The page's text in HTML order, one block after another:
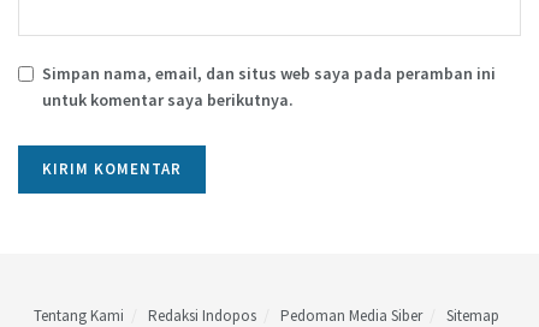
Simpan nama, email, dan situs web saya pada peramban ini
untuk komentar saya berikutnya.
Tentang Kami Redaksi Indopos Pedoman Media Siber Sitemap